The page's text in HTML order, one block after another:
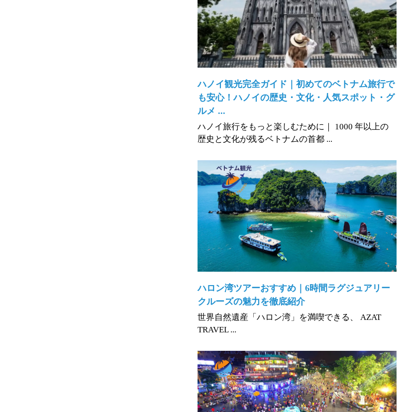
ハノイ観光完全ガイド｜初めてのベトナム旅行で
も安心！ハノイの歴史・文化・人気スポット・グ
ルメ ...
ハノイ旅行をもっと楽しむために｜ 1000 年以上の
歴史と文化が残るベトナムの首都 ...
ハロン湾ツアーおすすめ｜6時間ラグジュアリー
クルーズの魅力を徹底紹介
世界自然遺産「ハロン湾」を満喫できる、 AZAT
TRAVEL ...